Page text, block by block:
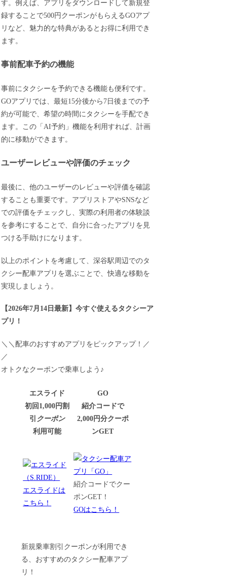
す。例えば、アプリをダウンロードして新規登
録することで500円クーポンがもらえるGOアプ
リなど、魅力的な特典があるとお得に利用でき
ます。
事前配車予約の機能
事前にタクシーを予約できる機能も便利です。
GOアプリでは、最短15分後から7日後までの予
約が可能で、希望の時間にタクシーを手配でき
ます。この「AI予約」機能を利用すれば、計画
的に移動ができます。
ユーザーレビューや評価のチェック
最後に、他のユーザーのレビューや評価を確認
することも重要です。アプリストアやSNSなど
での評価をチェックし、実際の利用者の体験談
を参考にすることで、自分に合ったアプリを見
つける手助けになります。
以上のポイントを考慮して、深谷駅周辺でのタ
クシー配車アプリを選ぶことで、快適な移動を
実現しましょう。
【2026年7月14日最新】今すぐ使えるタクシーア
プリ！
＼＼配車のおすすめアプリをピックアップ！／
／
オトクなクーポンで乗車しよう♪
エスライド
初回1,000円割
引 クーポン
利用可能
GO
紹介コードで
2,000円分クーポ
ンGET
エスライドは
こちら！
紹介コードでクー
ポンGET！
GOはこちら！
新規乗車割引クーポンが利用でき
る、おすすめのタクシー配車アプ
リ！